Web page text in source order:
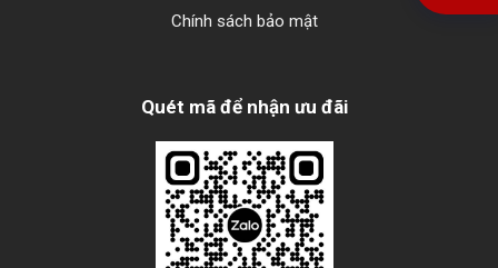
Chính sách bảo mật
Quét mã để nhận ưu đãi